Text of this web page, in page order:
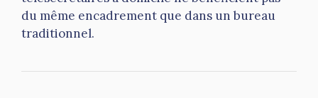
du même encadrement que dans un bureau
traditionnel.